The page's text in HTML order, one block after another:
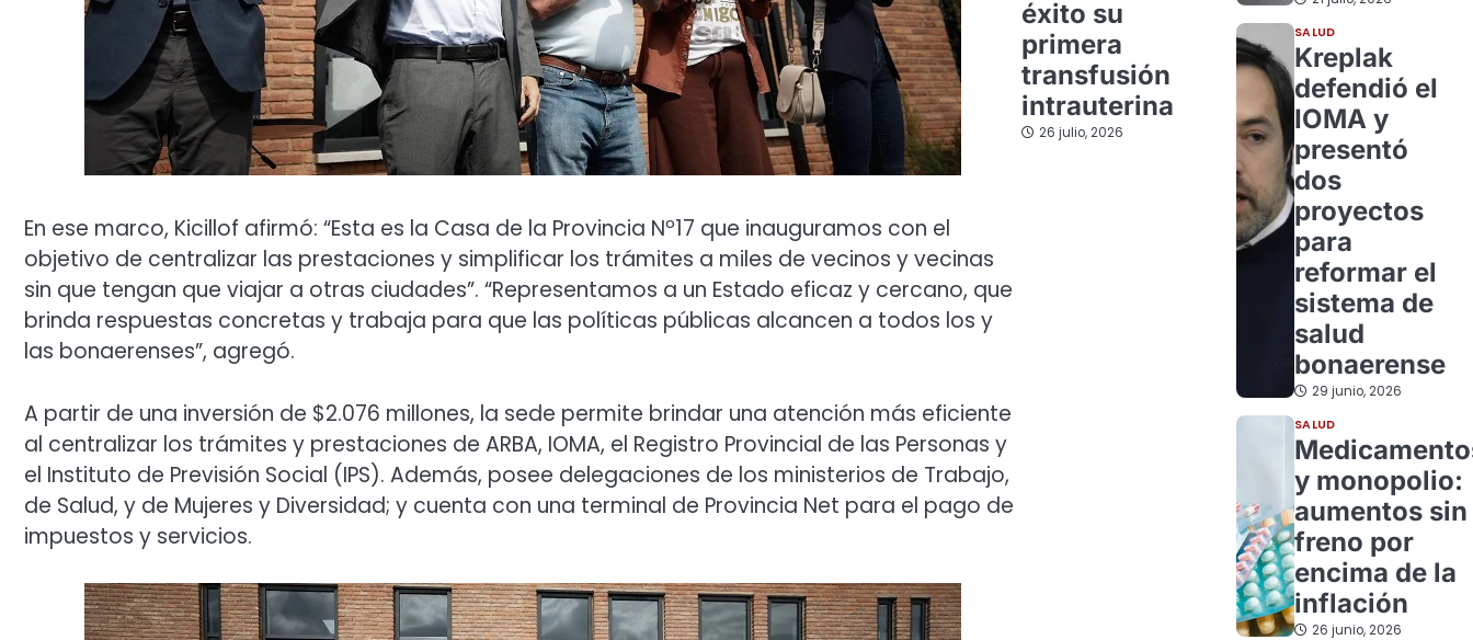
En ese marco, Kicillof afirmó: “Esta es la Casa de la Provincia Nº17 que inauguramos con el
objetivo de centralizar las prestaciones y simplificar los trámites a miles de vecinos y vecinas
sin que tengan que viajar a otras ciudades”. “Representamos a un Estado eficaz y cercano, que
brinda respuestas concretas y trabaja para que las políticas públicas alcancen a todos los y
las bonaerenses”, agregó.
A partir de una inversión de $2.076 millones, la sede permite brindar una atención más eficiente
al centralizar los trámites y prestaciones de ARBA, IOMA, el Registro Provincial de las Personas y
el Instituto de Previsión Social (IPS). Además, posee delegaciones de los ministerios de Trabajo,
de Salud, y de Mujeres y Diversidad; y cuenta con una terminal de Provincia Net para el pago de
impuestos y servicios.
éxito su
primera
transfusión
intrauterina
26 julio, 2026
SALUD
Kreplak
defendió el
IOMA y
presentó
dos
proyectos
para
reformar el
sistema de
salud
bonaerense
29 junio, 2026
SALUD
y monopolio:
aumentos sin
freno por
encima de la
inflación
26 junio, 2026